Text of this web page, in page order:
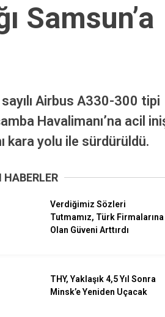
Savunma
Turizm
Kadın Havacılar
Samsun’a
Airbus A330-300 tipi
Havalimanı’na acil
kara yolu ile sürdürüldü.
HABERLER
Verdiğimiz Sözleri
Tutmamız, Türk Firmalarına
Olan Güveni Arttırdı
THY, Yaklaşık 4,5 Yıl Sonra
Minsk’e Yeniden Uçacak